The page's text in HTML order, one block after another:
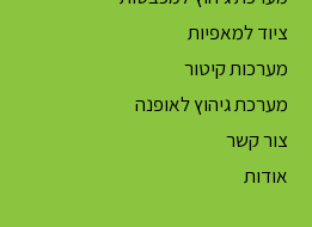
ציוד למאפיות
מערכות קיטור
מערכת גיהוץ לאופנה
צור קשר
אודות